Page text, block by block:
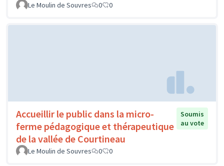
Le Moulin de Souvres 0 0
Accueillir le public dans la micro-
ferme pédagogique et thérapeutique
de la vallée de Courtineau
Soumis
au vote
Le Moulin de Souvres 0 0